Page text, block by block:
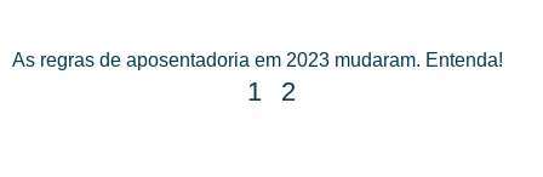
As regras de aposentadoria em 2023 mudaram. Entenda!
1 2